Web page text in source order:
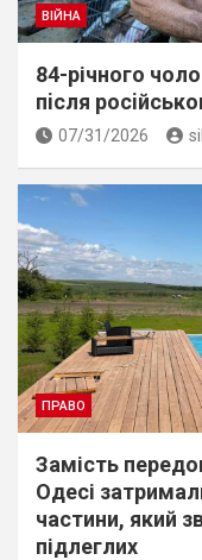
ВІЙНА
84-річного
пiсля
07/31/2026
ПРАВО
Замість
Одесі
частини, який
підлеглих